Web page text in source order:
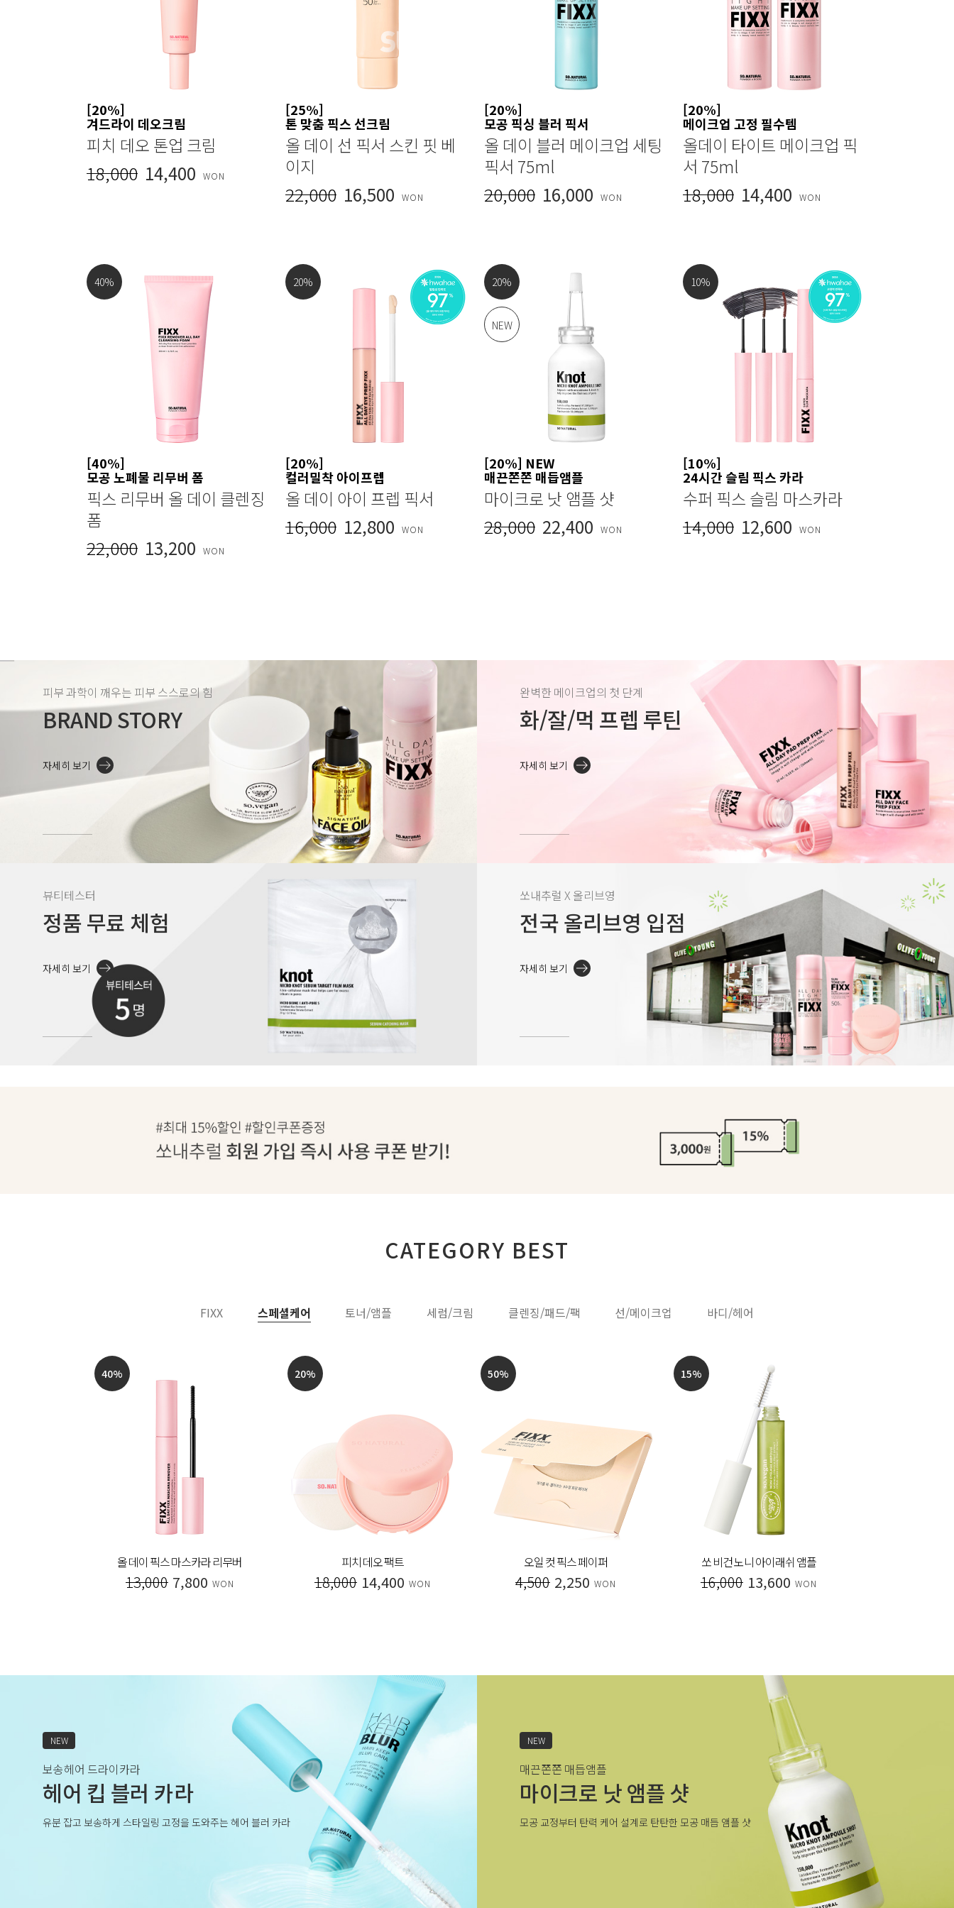
[20%]
겨드라이 데오크림
피치 데오 톤업 크림
18,000 14,400 WON
[25%]
톤 맞춤 픽스 선크림
올 데이 선 픽서 스킨 핏 베
이지
22,000 16,500 WON
[20%]
모공 픽싱 블러 픽서
올 데이 블러 메이크업 세팅
픽서 75ml
20,000 16,000 WON
[20%]
메이크업 고정 필수템
올데이 타이트 메이크업 픽
서 75ml
18,000 14,400 WON
40%
[40%]
모공 노폐물 리무버 폼
픽스 리무버 올 데이 클렌징
폼
22,000 13,200 WON
20%
[20%]
컬러밀착 아이프렙
올 데이 아이 프렙 픽서
16,000 12,800 WON
20%
NEW
[20%] NEW
매끈쫀쫀 매듭앰플
마이크로 낫 앰플 샷
28,000 22,400 WON
10%
[10%]
24시간 슬림 픽스 카라
수퍼 픽스 슬림 마스카라
14,000 12,600 WON
피부 과학이 깨우는 피부 스스로의 힘
BRAND STORY
자세히 보기
완벽한 메이크업의 첫 단계
화/잘/먹 프렙 루틴
자세히 보기
뷰티테스터
정품 무료 체험
자세히 보기
쏘내추럴 X 올리브영
전국 올리브영 입점
자세히 보기
CATEGORY BEST
FIXX 스페셜케어 토너/앰플 세럼/크림 클렌징/패드/팩 선/메이크업 바디/헤어
40%
올 데이 픽스 마스카라 리무버
13,000 7,800 WON
20%
피치 데오 팩트
18,000 14,400 WON
50%
오일 컷 픽스 페이퍼
4,500 2,250 WON
15%
쏘 비건 노니 아이래쉬 앰플
16,000 13,600 WON
NEW
보송헤어 드라이카라
헤어 킵 블러 카라
유분 잡고 보송하게 스타일링 고정을 도와주는 헤어 블러 카라
NEW
매끈쫀쫀 매듭앰플
마이크로 낫 앰플 샷
모공 교정부터 탄력 케어 설계로 탄탄한 모공 매듭 앰플 샷